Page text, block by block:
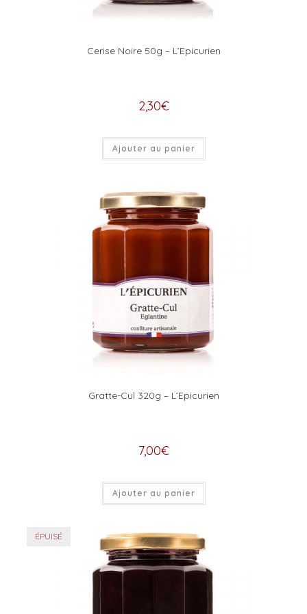
Cerise Noire 50g – L’Epicurien
2,30€
Ajouter au panier
Gratte-Cul 320g – L’Epicurien
7,00€
Ajouter au panier
ÉPUISÉ